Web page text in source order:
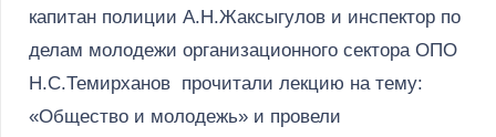
капитан полиции А.Н.Жаксыгулов и инспектор по
делам молодежи организационного сектора ОПО
Н.С.Темирханов прочитали лекцию на тему:
«Общество и молодежь» и провели